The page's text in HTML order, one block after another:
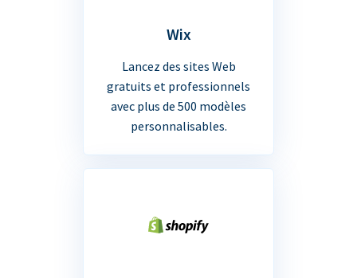
Wix
Lancez des sites Web
gratuits et professionnels
avec plus de 500 modèles
personnalisables.